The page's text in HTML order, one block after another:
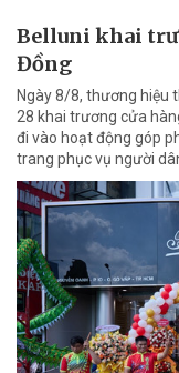
Belluni khai
Đồng
Ngày 8/8, thương hiệu
28 khai trương cửa
đi vào hoạt động góp
trang phục vụ người